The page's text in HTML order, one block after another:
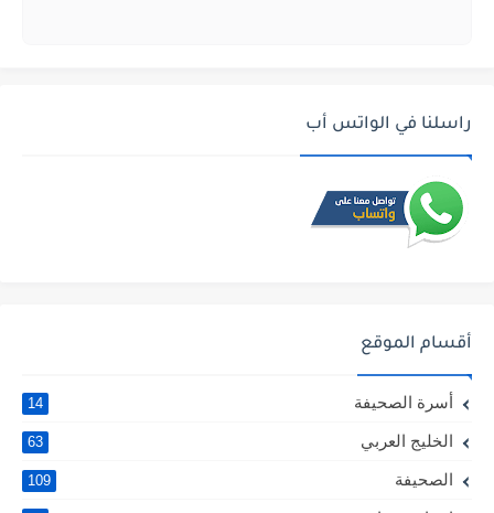
راسلنا في الواتس أب
أقسام الموقع
أسرة الصحيفة 14
الخليج العربي 63
الصحيفة 109